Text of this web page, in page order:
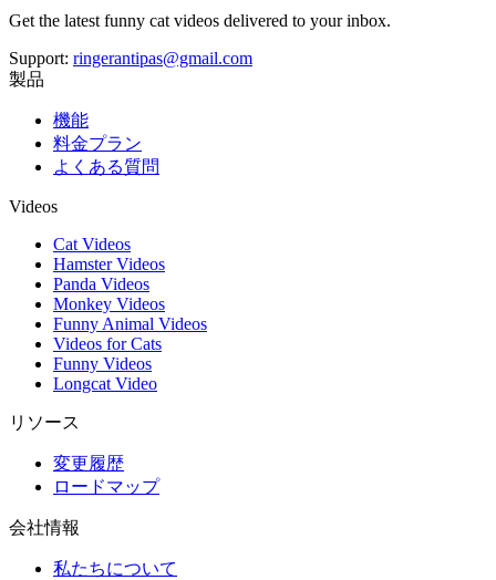
Get the latest funny cat videos delivered to your inbox.
Support: ringerantipas@gmail.com
製品
機能
料金プラン
よくある質問
Videos
Cat Videos
Hamster Videos
Panda Videos
Monkey Videos
Funny Animal Videos
Videos for Cats
Funny Videos
Longcat Video
リソース
変更履歴
ロードマップ
会社情報
私たちについて